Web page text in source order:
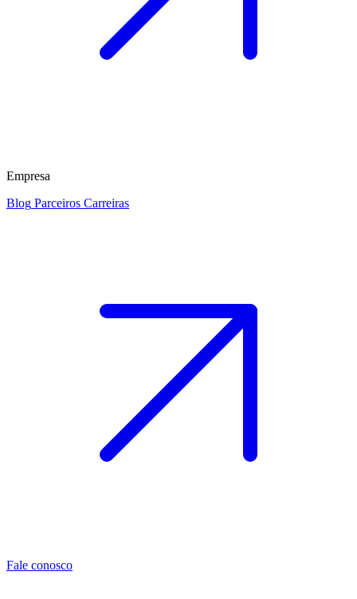
Empresa
Blog Parceiros Carreiras
Fale conosco